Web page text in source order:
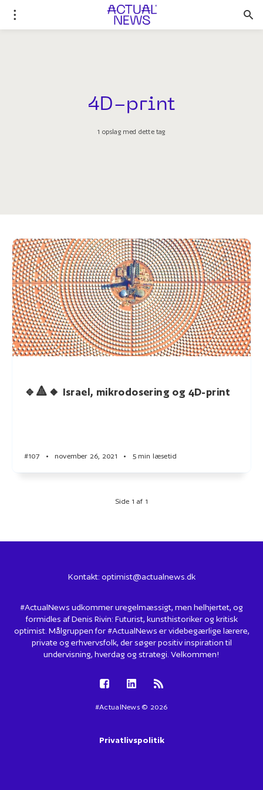
4D-print
1 opslag med dette tag
🔹🔺🔸 Israel, mikrodosering og 4D-print
#107 • november 26, 2021 • 5 min læsetid
Side 1 af 1
Kontakt: optimist@actualnews.dk
#ActualNews udkommer uregelmæssigt, men helhjertet, og
formidles af Denis Rivin: Futurist, kunsthistoriker og kritisk
optimist. Målgruppen for #ActualNews er videbegærlige lærere,
private og erhvervsfolk, der søger positiv inspiration til
undervisning, hverdag og strategi. Velkommen!
#ActualNews © 2026
Privatlivspolitik